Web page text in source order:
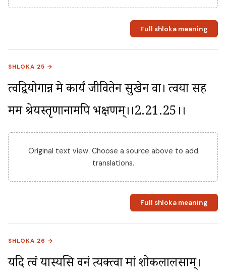
Full shloka meaning
SHLOKA 25 →
त्वद्वियोगान्न मे कार्यं जीवितेन सुखेन वा। त्वया सह
मम श्रेयस्तृणानामपि भक्षणम्।।2.21.25।।
Original text view. Choose a source above to add
translations.
Full shloka meaning
SHLOKA 26 →
यदि त्वं यास्यसि वनं त्यक्त्वा मां शोकलालसाम्।